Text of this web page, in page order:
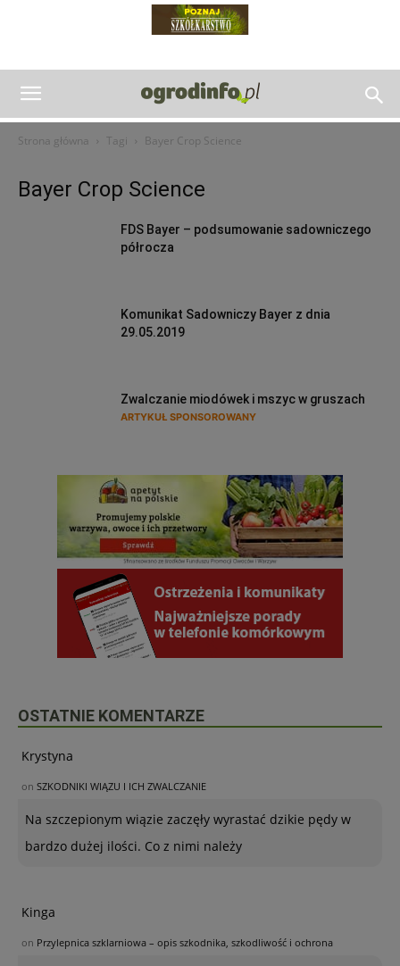
Strona główna Tagi Bayer Crop Science
Bayer Crop Science
FDS Bayer – podsumowanie sadowniczego
półrocza
Komunikat Sadowniczy Bayer z dnia
29.05.2019
Zwalczanie miodówek i mszyc w gruszach
ARTYKUŁ SPONSOROWANY
OSTATNIE KOMENTARZE
Krystyna
on SZKODNIKI WIĄZU I ICH ZWALCZANIE
Na szczepionym wiązie zaczęły wyrastać dzikie pędy w
bardzo dużej ilości. Co z nimi należy
Kinga
on Przylepnica szklarniowa – opis szkodnika, szkodliwość i ochrona